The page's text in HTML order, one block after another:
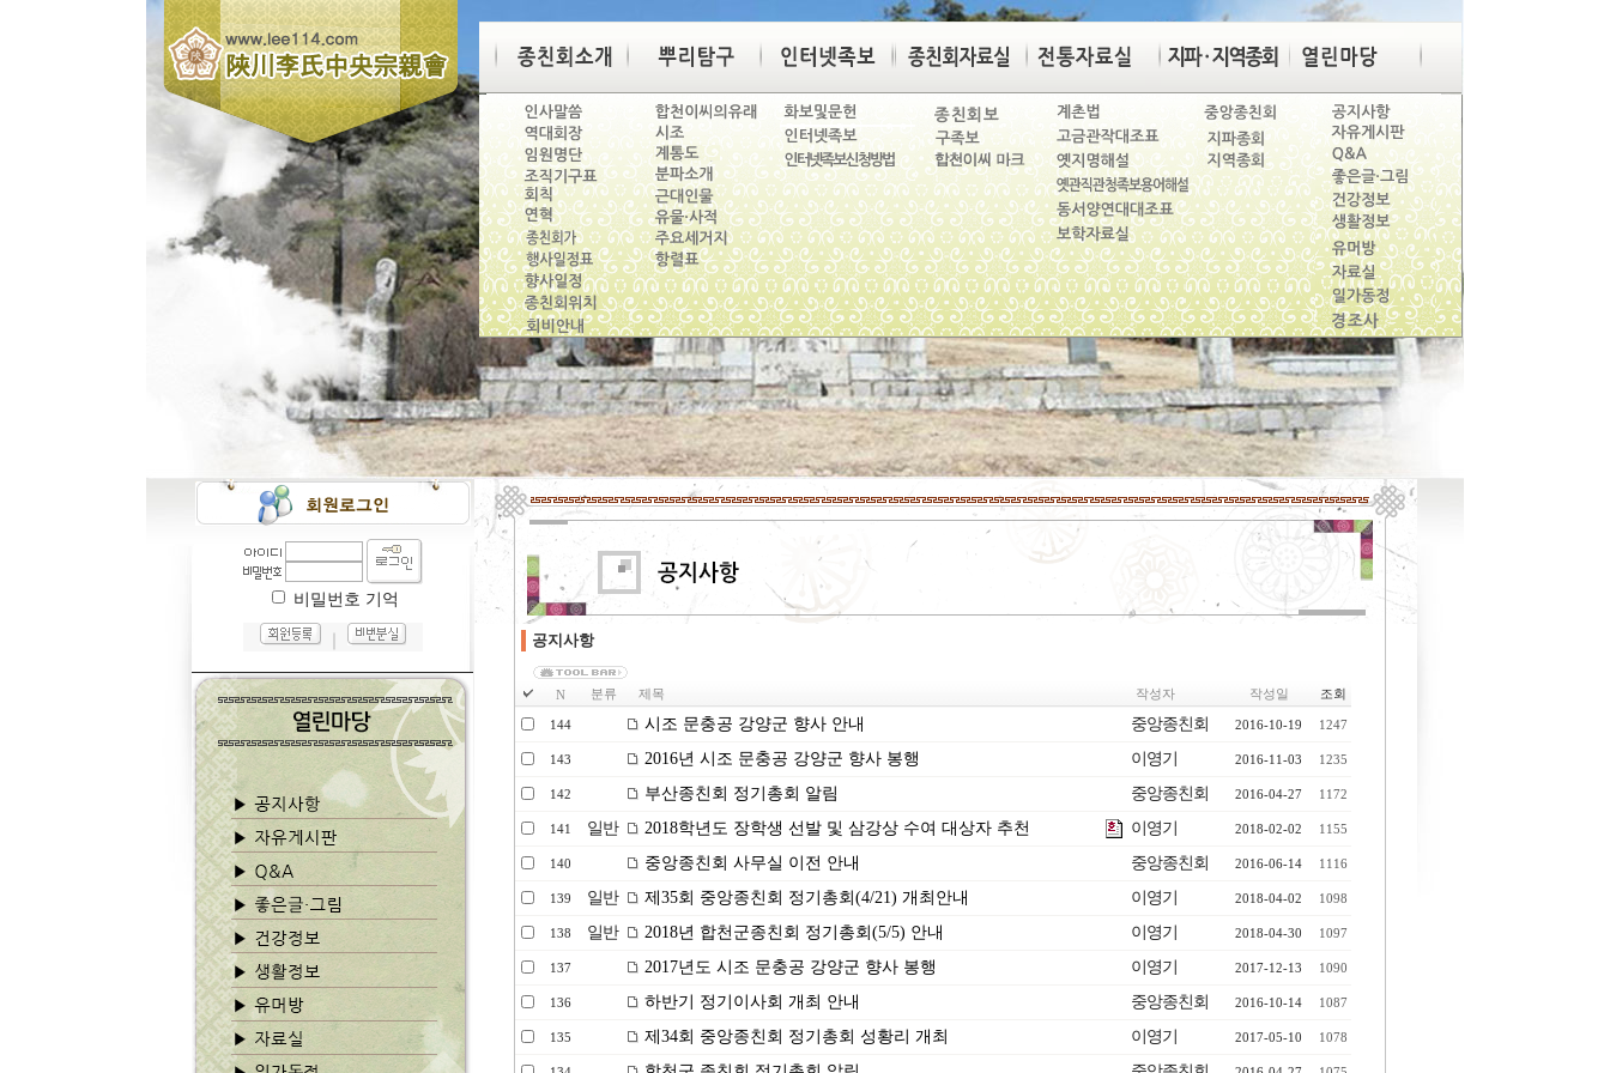
비밀번호 기억
공지사항
N 분류 제목 작성자 작성일 조회
144 시조 문충공 강양군 향사 안내 중앙종친회 2016-10-19 1247
143 2016년 시조 문충공 강양군 향사 봉행 이영기 2016-11-03 1235
142 부산종친회 정기총회 알림 중앙종친회 2016-04-27 1172
141 일반 2018학년도 장학생 선발 및 삼강상 수여 대상자 추천 이영기 2018-02-02 1155
140 중앙종친회 사무실 이전 안내 중앙종친회 2016-06-14 1116
139 일반 제35회 중앙종친회 정기총회(4/21) 개최안내 이영기 2018-04-02 1098
138 일반 2018년 합천군종친회 정기총회(5/5) 안내 이영기 2018-04-30 1097
137 2017년도 시조 문충공 강양군 향사 봉행 이영기 2017-12-13 1090
136 하반기 정기이사회 개최 안내 중앙종친회 2016-10-14 1087
135 제34회 중앙종친회 정기총회 성황리 개최 이영기 2017-05-10 1078